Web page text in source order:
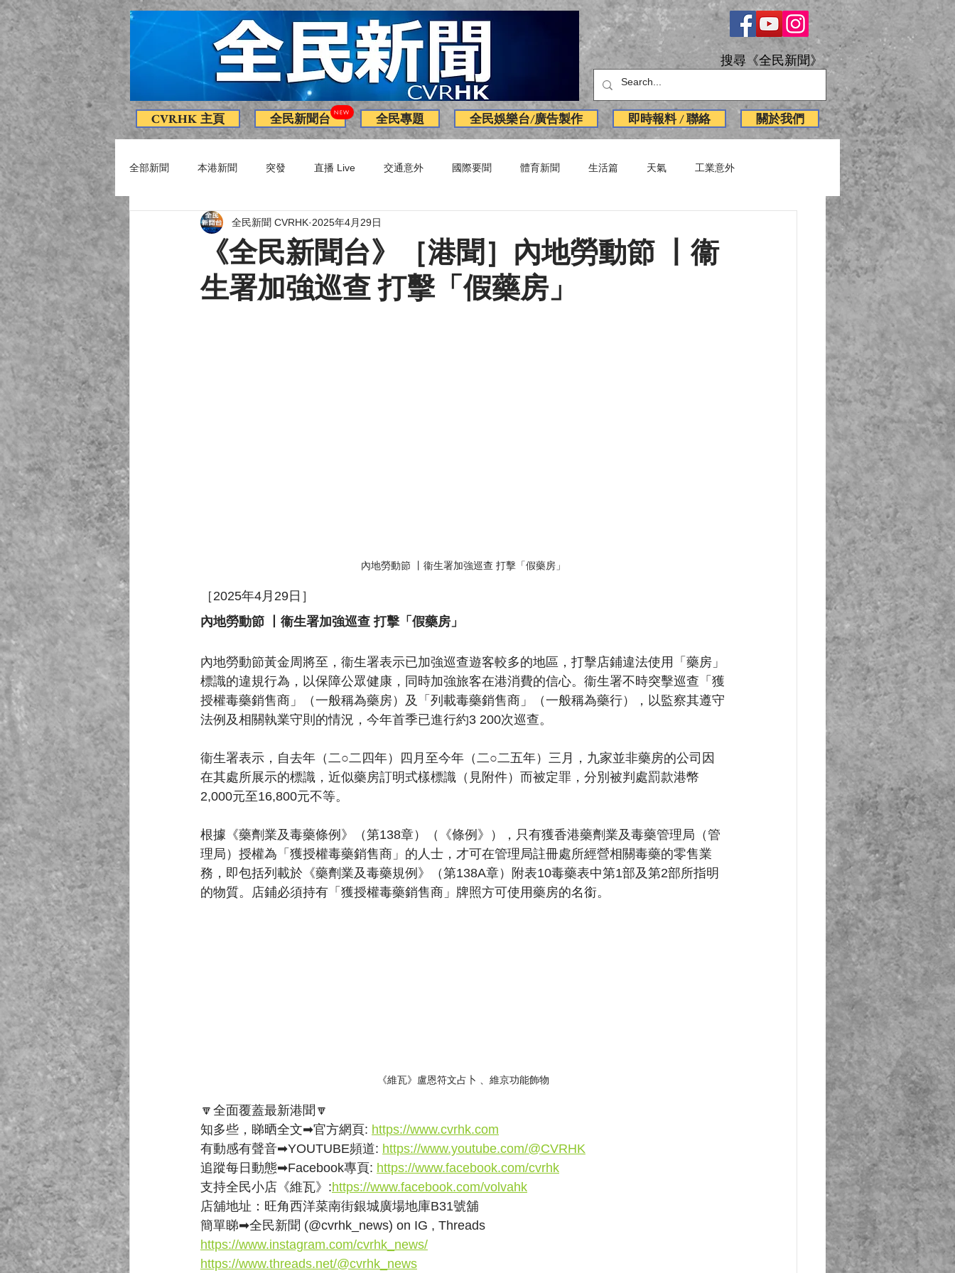
搜尋《全民新聞》
CVRHK 主頁 全民新聞台 全民專題 全民娛樂台/廣告製作 即時報料 / 聯絡 關於我們
NEW
全部新聞 本港新聞 突發 直播 Live 交通意外 國際要聞 體育新聞 生活篇 天氣 工業意外
專題 影片 訪問 獨家
《全民新聞台》［港聞］內地勞動節 丨衞
生署加強巡查 打擊「假藥房」
全民新聞 CVRHK 2025年4月29日
內地勞動節 丨衞生署加強巡查 打擊「假藥房」
［2025年4月29日］
內地勞動節 丨衞生署加強巡查 打擊「假藥房」
內地勞動節黃金周將至，衞生署表示已加強巡查遊客較多的地區，打擊店鋪違法使用「藥房」
標識的違規行為，以保障公眾健康，同時加強旅客在港消費的信心。衞生署不時突擊巡查「獲
授權毒藥銷售商」（一般稱為藥房）及「列載毒藥銷售商」（一般稱為藥行），以監察其遵守
法例及相關執業守則的情況，今年首季已進行約3 200次巡查。
衞生署表示，自去年（二○二四年）四月至今年（二○二五年）三月，九家並非藥房的公司因
在其處所展示的標識，近似藥房訂明式樣標識（見附件）而被定罪，分別被判處罰款港幣
2,000元至16,800元不等。
根據《藥劑業及毒藥條例》（第138章）（《條例》），只有獲香港藥劑業及毒藥管理局（管
理局）授權為「獲授權毒藥銷售商」的人士，才可在管理局註冊處所經營相關毒藥的零售業
務，即包括列載於《藥劑業及毒藥規例》（第138A章）附表10毒藥表中第1部及第2部所指明
的物質。店鋪必須持有「獲授權毒藥銷售商」牌照方可使用藥房的名銜。
《維瓦》盧恩符文占卜 、維京功能飾物
🔽全面覆蓋最新港聞🔽
知多些，睇晒全文➡官方網頁: https://www.cvrhk.com
有動感有聲音➡YOUTUBE頻道: https://www.youtube.com/@CVRHK
追蹤每日動態➡Facebook專頁: https://www.facebook.com/cvrhk
支持全民小店《維瓦》:https://www.facebook.com/volvahk
店舖地址：旺角西洋菜南街銀城廣場地庫B31號舖
簡單睇➡全民新聞 (@cvrhk_news) on IG , Threads
https://www.instagram.com/cvrhk_news/
https://www.threads.net/@cvrhk_news